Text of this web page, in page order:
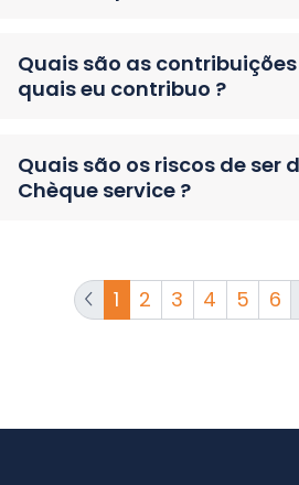
Quais são as
quais eu contribuo ?
Quais são os riscos de ser
Chèque service ?
1 2 3 4 5 6